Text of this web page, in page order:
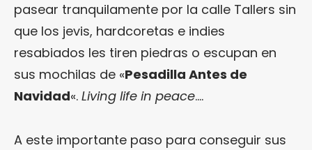
pasear tranquilamente por la calle Tallers sin
que los jevis, hardcoretas e indies
resabiados les tiren piedras o escupan en
sus mochilas de «Pesadilla Antes de
Navidad«. Living life in peace….
A este importante paso para conseguir sus